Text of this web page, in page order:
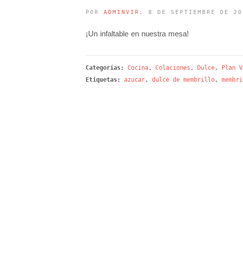
POR ADMINVIR , 8 DE SEPTIEMBRE DE
¡Un infaltable en nuestra mesa!
Categorías: Cocina , Colaciones , Dulce , Plan V
Etiquetas:
azucar , dulce de membrillo ,